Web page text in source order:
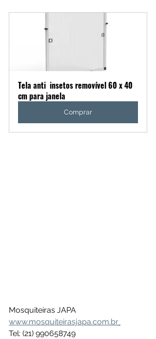
Tela anti  insetos removível 60 x 40
cm para janela
Comprar
Mosquiteiras JAPA
www.mosquiteirasjapa.com.br
Tel: (21) 990658749